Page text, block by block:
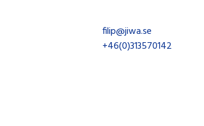
filip@jiwa.se
+46(0)313570142